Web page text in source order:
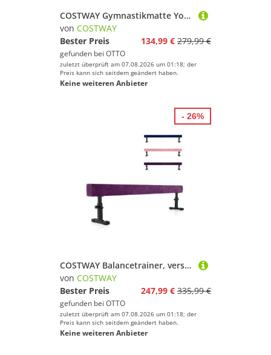
COSTWAY Gymnastikmatte Yogamatte Fitnessmatte, 305 x 122 x 5 cm faltbar
von COSTWAY
Bester Preis
134,99 € 279,99 €
gefunden bei OTTO
zuletzt überprüft am 07.08.2026 um 01:18; der
Preis kann sich seitdem geändert haben.
Keine weiteren Anbieter
COSTWAY Balancetrainer, verstellbarer Schwebebalken 226cm, mit 3 Höhen
von COSTWAY
Bester Preis
247,99 € 335,99 €
gefunden bei OTTO
zuletzt überprüft am 07.08.2026 um 01:18; der
Preis kann sich seitdem geändert haben.
Keine weiteren Anbieter
- 26%